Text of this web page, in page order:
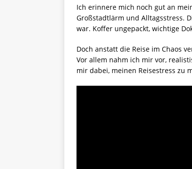
Ich erinnere mich noch gut an
Großstadtlärm und Alltagsstress.
war. Koffer ungepackt, wichtige
Doch anstatt die Reise im Chaos
Vor allem nahm ich mir vor,
mir dabei, meinen Reisestress zu